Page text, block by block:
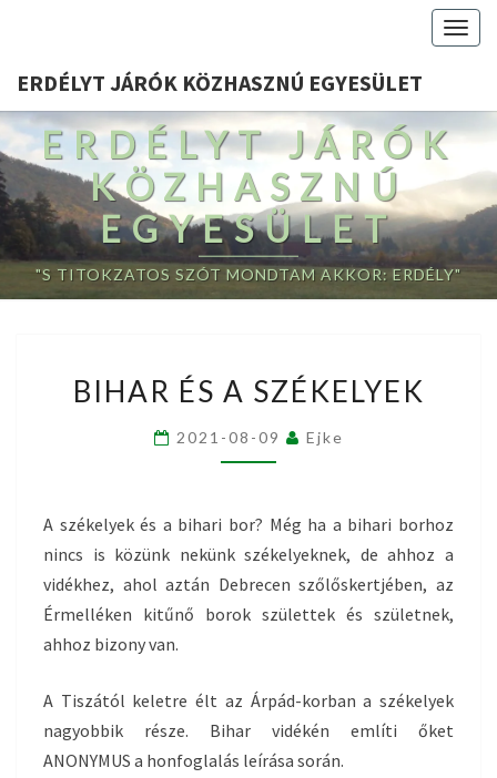
ERDÉLYT JÁRÓK KÖZHASZNÚ EGYESÜLET
ERDÉLYT JÁRÓK
KÖZHASZNÚ
EGYESÜLET
"S TITOKZATOS SZÓT MONDTAM AKKOR: ERDÉLY"
ÉS
SZÉKELYEK
BIHAR ÉS A SZÉKELYEK
2021-08-09 Ejke
A székelyek és a bihari bor? Még ha a bihari borhoz
nincs is közünk nekünk székelyeknek, de ahhoz a
vidékhez, ahol aztán Debrecen szőlőskertjében, az
Érmelléken kitűnő borok születtek és születnek,
ahhoz bizony van.
A Tiszától keletre élt az Árpád-korban a székelyek
nagyobbik része. Bihar vidékén említi őket
ANONYMUS a honfoglalás leírása során.